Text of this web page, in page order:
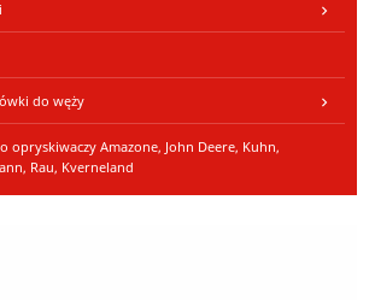
keyboard_arrow_right
do węży keyboard_arrow_right
opryskiwaczy Amazone, John Deere, Kuhn,
Rau, Kverneland